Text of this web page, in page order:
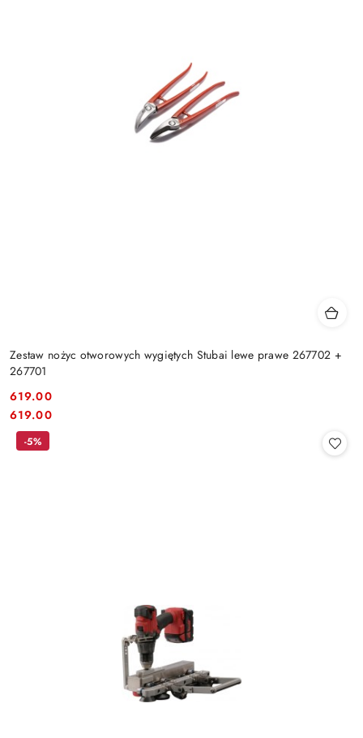
Zestaw nożyc otworowych wygiętych Stubai lewe prawe 267702 +
267701
Cena:
619.00
Cena:
619.00
-5%